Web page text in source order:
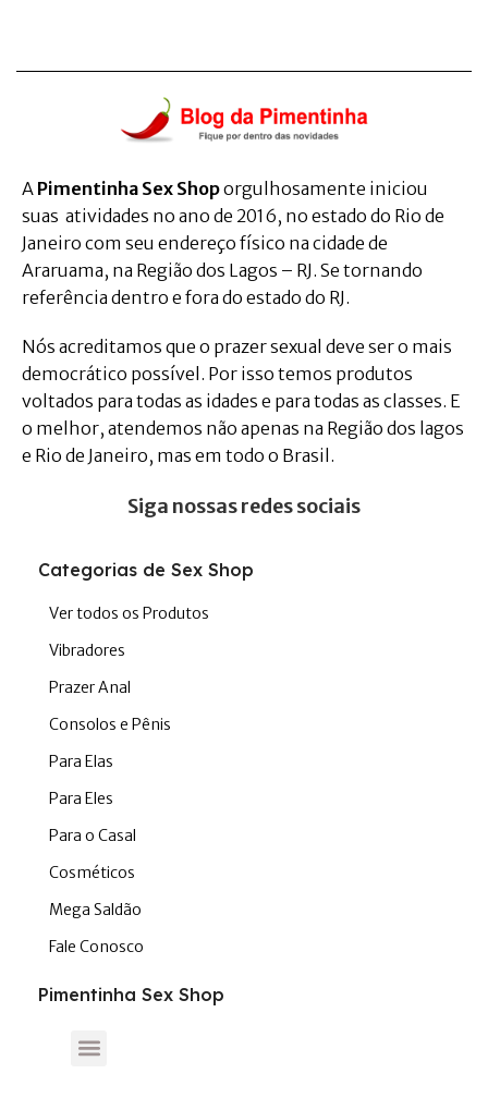
A Pimentinha Sex Shoporgulhosamente iniciou
suas atividades no ano de 2016, no estado do Rio de
Janeiro com seu endereço físico na cidade de
Araruama, na Região dos Lagos – RJ. Se tornando
referência dentro e fora do estado do RJ.
Nós acreditamos que o prazer sexual deve ser o mais
democrático possível. Por isso temos produtos
voltados para todas as idades e para todas as classes. E
o melhor, atendemos não apenas na Região dos lagos
e Rio de Janeiro, mas em todo o Brasil.
Siga nossas redes sociais
Categorias de Sex Shop
Ver todos os Produtos
Vibradores
Prazer Anal
Consolos e Pênis
Para Elas
Para Eles
Para o Casal
Cosméticos
Mega Saldão
Fale Conosco
Pimentinha Sex Shop